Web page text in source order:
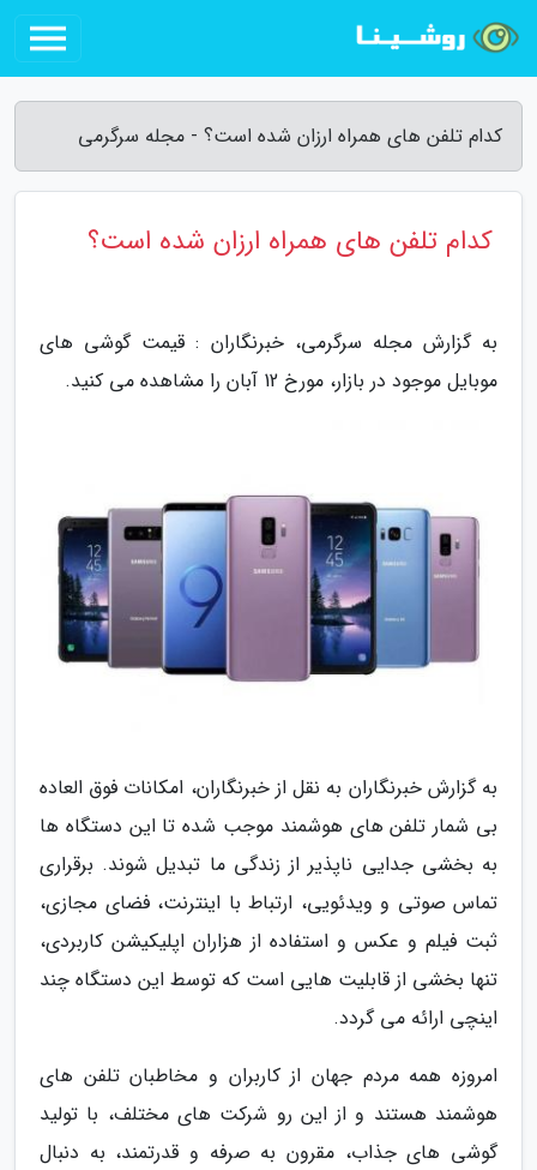
کدام تلفن های همراه ارزان شده است؟ - مجله سرگرمی
کدام تلفن های همراه ارزان شده است؟
به گزارش مجله سرگرمی، خبرنگاران : قیمت گوشی های
موبایل موجود در بازار، مورخ 12 آبان را مشاهده می کنید.
به گزارش خبرنگاران به نقل از خبرنگاران، امکانات فوق العاده
بی شمار تلفن های هوشمند موجب شده تا این دستگاه ها
به بخشی جدایی ناپذیر از زندگی ما تبدیل شوند. برقراری
تماس صوتی و ویدئویی، ارتباط با اینترنت، فضای مجازی،
ثبت فیلم و عکس و استفاده از هزاران اپلیکیشن کاربردی،
تنها بخشی از قابلیت هایی است که توسط این دستگاه چند
اینچی ارائه می گردد.
امروزه همه مردم جهان از کاربران و مخاطبان تلفن های
هوشمند هستند و از این رو شرکت های مختلف، با تولید
گوشی های جذاب، مقرون به صرفه و قدرتمند، به دنبال